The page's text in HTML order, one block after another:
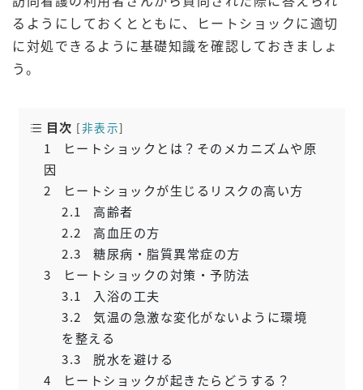
るようにしておくとともに、ヒートショックに適切
に対処できるように基礎知識を確認しておきましょ
う。
目次 [非表示]
1
ヒートショックとは？そのメカニズムや原
因
2
ヒートショックが生じるリスクの高い方
2.1
高齢者
2.2
高血圧の方
2.3
糖尿病・脂質異常症の方
3
ヒートショックの対策・予防法
3.1
入浴の工夫
3.2
気温の急激な変化がないように環境
を整える
3.3
脱水を避ける
4
ヒートショックが起きたらどうする？